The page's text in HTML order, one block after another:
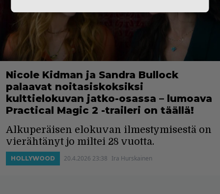
Nicole Kidman ja Sandra Bullock
palaavat noitasiskoksiksi
kulttielokuvan jatko-osassa – lumoava
Practical Magic 2 -traileri on täällä!
Alkuperäisen elokuvan ilmestymisestä on
vierähtänyt jo miltei 28 vuotta.
HOLLYWOOD 20.4.2026 23:38 Ira Hurskainen